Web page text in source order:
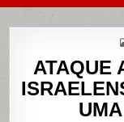
ATAQUE